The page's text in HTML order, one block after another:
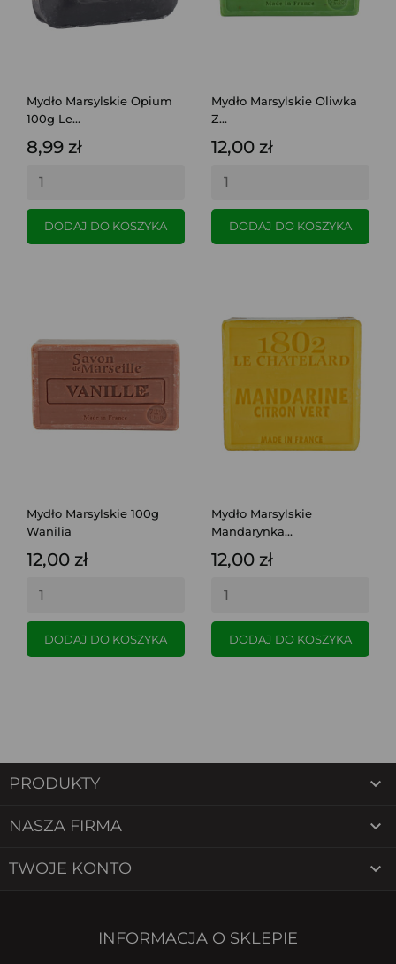
Mydło Marsylskie Opium
100g Le...
8,99 zł
DODAJ DO KOSZYKA
Mydło Marsylskie Oliwka
Z...
12,00 zł
DODAJ DO KOSZYKA
Mydło Marsylskie 100g
Wanilia
12,00 zł
DODAJ DO KOSZYKA
Mydło Marsylskie
Mandarynka...
12,00 zł
DODAJ DO KOSZYKA
PRODUKTY 
NASZA FIRMA 
TWOJE KONTO 
INFORMACJA O SKLEPIE